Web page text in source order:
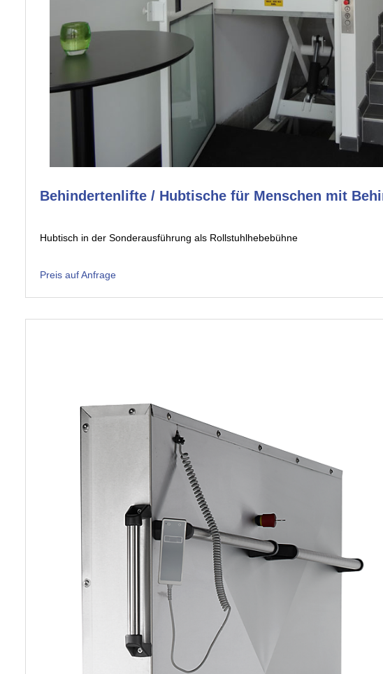
Behindertenlifte / Hubtische für Menschen mit
Hubtisch in der Sonderausführung als Rollstuhlhebebühne
Preis auf Anfrage